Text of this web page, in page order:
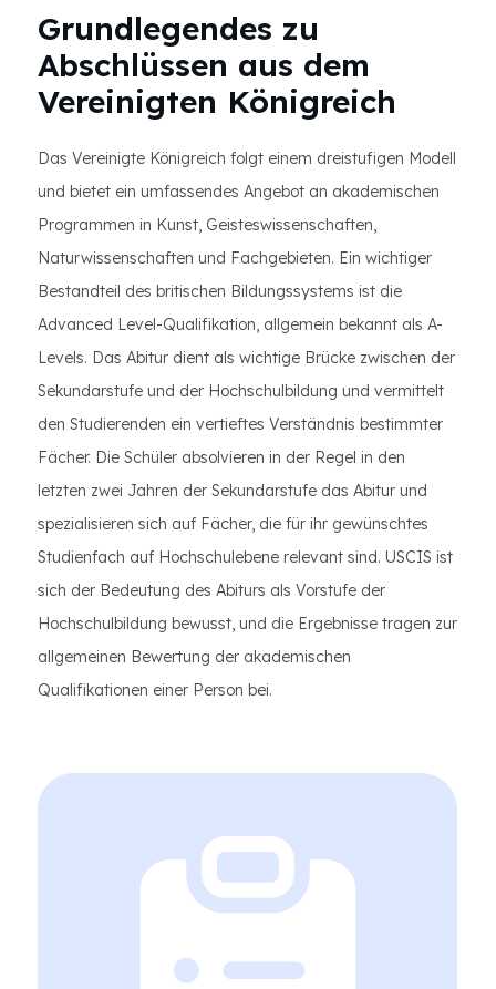
Grundlegendes zu
Abschlüssen aus dem
Vereinigten Königreich
Das Vereinigte Königreich folgt einem dreistufigen Modell
und bietet ein umfassendes Angebot an akademischen
Programmen in Kunst, Geisteswissenschaften,
Naturwissenschaften und Fachgebieten. Ein wichtiger
Bestandteil des britischen Bildungssystems ist die
Advanced Level-Qualifikation, allgemein bekannt als A-
Levels. Das Abitur dient als wichtige Brücke zwischen der
Sekundarstufe und der Hochschulbildung und vermittelt
den Studierenden ein vertieftes Verständnis bestimmter
Fächer. Die Schüler absolvieren in der Regel in den
letzten zwei Jahren der Sekundarstufe das Abitur und
spezialisieren sich auf Fächer, die für ihr gewünschtes
Studienfach auf Hochschulebene relevant sind. USCIS ist
sich der Bedeutung des Abiturs als Vorstufe der
Hochschulbildung bewusst, und die Ergebnisse tragen zur
allgemeinen Bewertung der akademischen
Qualifikationen einer Person bei.